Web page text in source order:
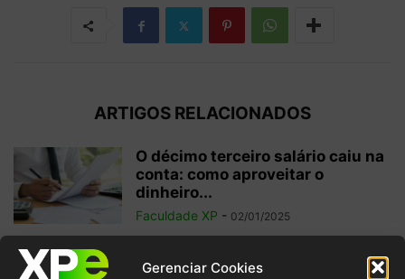
Gerenciar Cookies
ARTIGOS RELACIONADOS
O décimo terceiro salário caiu na
conta: como aproveitar o
dinheiro...
Faculdade XP - 02/01/2025
Investimentos internacionais: